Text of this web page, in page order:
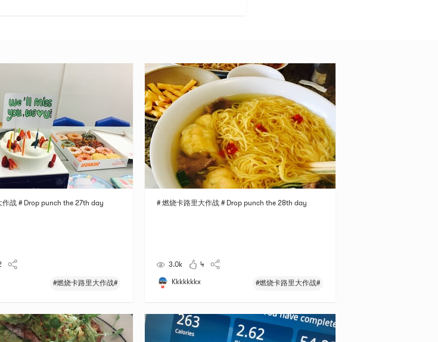
作战 # Drop punch the 27th day
#燃烧卡路里大作战#
# 燃烧卡路里大作战 # Drop punch the 28th day
3.0k 4
Kkkkkkkx #燃烧卡路里大作战#